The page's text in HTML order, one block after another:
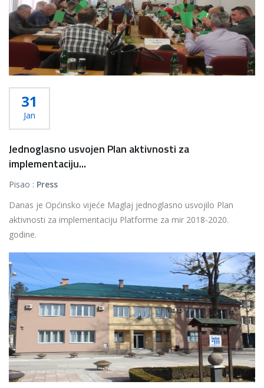
31
Jan
Jednoglasno usvojen Plan aktivnosti za
implementaciju...
Pisao : Press
Danas je Općinsko vijeće Maglaj jednoglasno usvojilo Plan
aktivnosti za implementaciju Platforme za mir 2018-2020.
godine.
...
Više...